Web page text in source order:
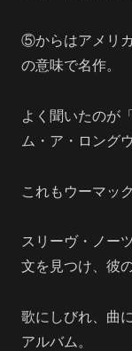
⑤からはアメリ
の意味で名作。
よく聞いたのが
ム・ア・ロング
これもウーマッ
スリーヴ・ノー
文を見つけ、彼
歌にしびれ、曲
アルバム。